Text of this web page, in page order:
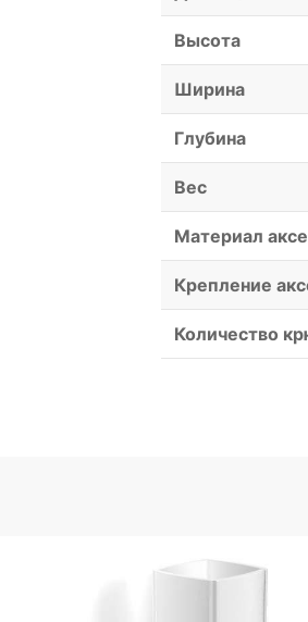
Высота
Ширина
Глубина
Вес
Материал
Крепление
Количество